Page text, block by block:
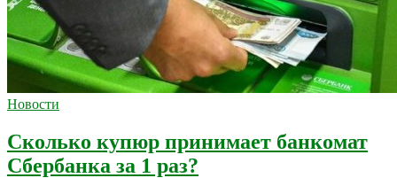
Новости
Сколько купюр принимает банкомат
Сбербанка за 1 раз?